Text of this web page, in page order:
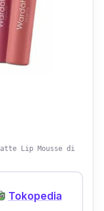
Lip Mousse di
Tokopedia